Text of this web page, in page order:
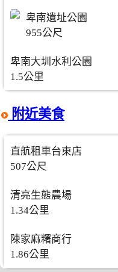
卑南遺址公園
955公尺
卑南大圳水利公園
1.5公里
附近美食
直航租車台東店
507公尺
清亮生態農場
1.34公里
陳家麻糬商行
1.86公里